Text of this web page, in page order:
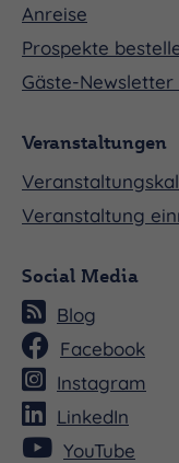
Anreise
Prospekte
Gäste-
Veranstaltungen
Veranstaltung
Social Media
Blog
Facebook
Instagram
LinkedIn
YouTube